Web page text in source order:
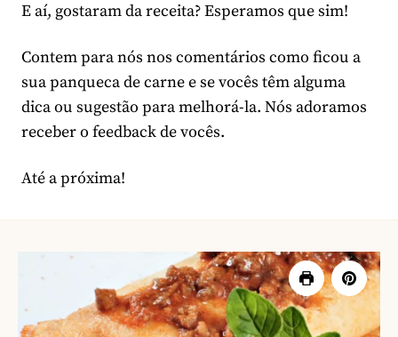
E aí, gostaram da receita? Esperamos que sim!
Contem para nós nos comentários como ficou a
sua panqueca de carne e se vocês têm alguma
dica ou sugestão para melhorá-la. Nós adoramos
receber o feedback de vocês.
Até a próxima!